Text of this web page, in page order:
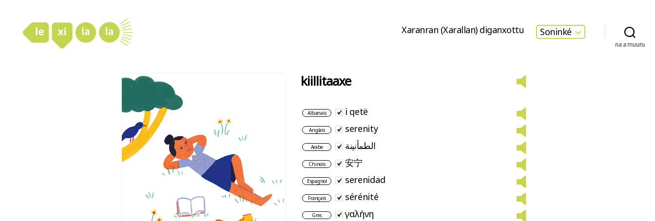
Xaranran (Xarallan) diganxottu Soninké
na a muuru
kiillitaaxe
Albanais i qetë
Anglais serenity
Arabe الطمأنينة
Chinois 安宁
Espagnol serenidad
Français sérénité
Grec γαλήνη